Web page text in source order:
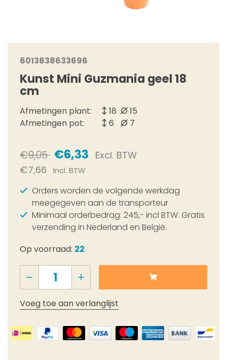
6013838633696
Kunst Mini Guzmania geel 18
cm
Afmetingen plant: 18
15
Afmetingen pot:
6 7
€9,05 €6,33 Excl. BTW
€7,66
Incl. BTW
Orders worden de volgende werkdag
meegegeven aan de transporteur
Minimaal orderbedrag: 245,- incl BTW. Gratis
verzending in Nederland en België.
Op voorraad: 22
Voeg toe aan verlanglijst